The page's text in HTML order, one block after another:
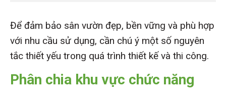
Để đảm bảo sân vườn đẹp, bền vững và phù hợp
với nhu cầu sử dụng, cần chú ý một số nguyên
tắc thiết yếu trong quá trình thiết kế và thi công.
Phân chia khu vực chức năng